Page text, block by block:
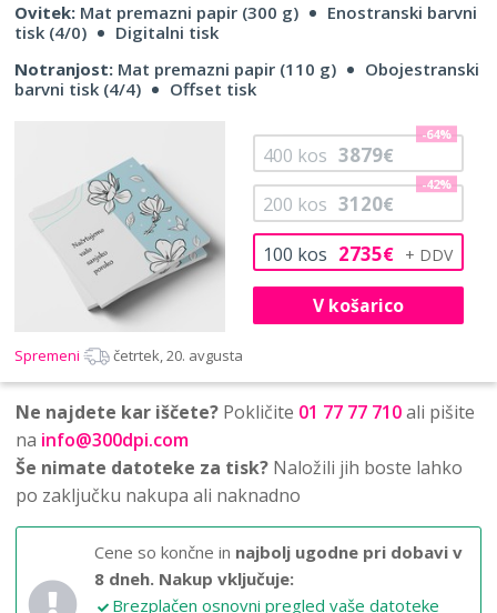
Ovitek: Mat premazni papir (300 g)
Enostranski barvni
tisk (4/0)
Digitalni tisk
Notranjost: Mat premazni papir (110 g)
Obojestranski
barvni tisk (4/4)
Offset tisk
100 kos 2735€
200 kos 3120€
-42%
400 kos 3879€
-64%
V košarico
Spremeni četrtek, 20. avgusta
Ne najdete kar iščete? Pokličite 01 77 77 710ali pišite
na info@300dpi.com
Še nimate datoteke za tisk? Naložili jih boste lahko
po zaključku nakupa ali naknadno
Cene so končne in najbolj ugodne pri dobavi v
8 dneh. Nakup vključuje:
Brezplačen osnovni pregled vaše datoteke